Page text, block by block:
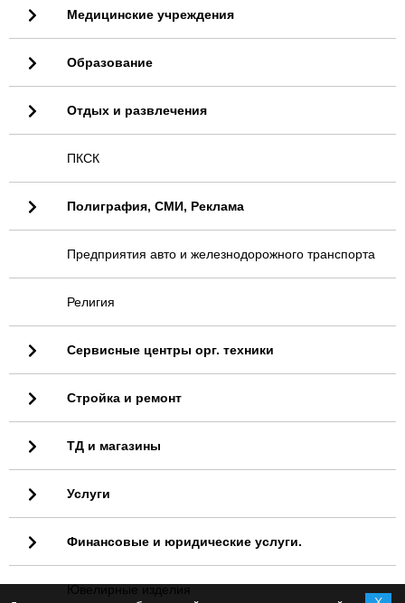
Медицинские учреждения
Образование
Отдых и развлечения
ПКСК
Полиграфия, СМИ, Реклама
Предприятия авто и железнодорожного транспорта
Религия
Сервисные центры орг. техники
Стройка и ремонт
ТД и магазины
Услуги
Финансовые и юридические услуги.
Ювелирные изделия